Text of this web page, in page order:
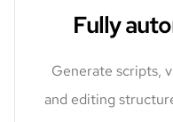
Fully
Generate scripts,
and editing